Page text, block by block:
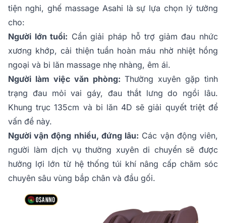
tiện nghi, ghế massage Asahi là sự lựa chọn lý tưởng
cho:
Người lớn tuổi: Cần giải pháp hỗ trợ giảm đau nhức
xương khớp, cải thiện tuần hoàn máu nhờ nhiệt hồng
ngoại và bi lăn massage nhẹ nhàng, êm ái.
Người làm việc văn phòng: Thường xuyên gặp tình
trạng đau mỏi vai gáy, đau thắt lưng do ngồi lâu.
Khung trục 135cm và bi lăn 4D sẽ giải quyết triệt để
vấn đề này.
Người vận động nhiều, đứng lâu: Các vận động viên,
người làm dịch vụ thường xuyên di chuyển sẽ được
hưởng lợi lớn từ hệ thống túi khí nâng cấp chăm sóc
chuyên sâu vùng bắp chân và đầu gối.